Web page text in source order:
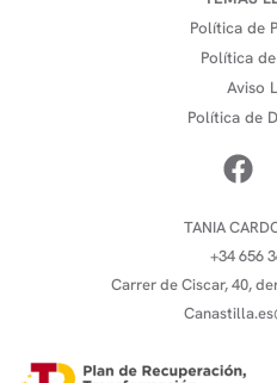
Política de
Política
Aviso
Política de
TANIA
+34 656
Carrer de Ciscar, 40,